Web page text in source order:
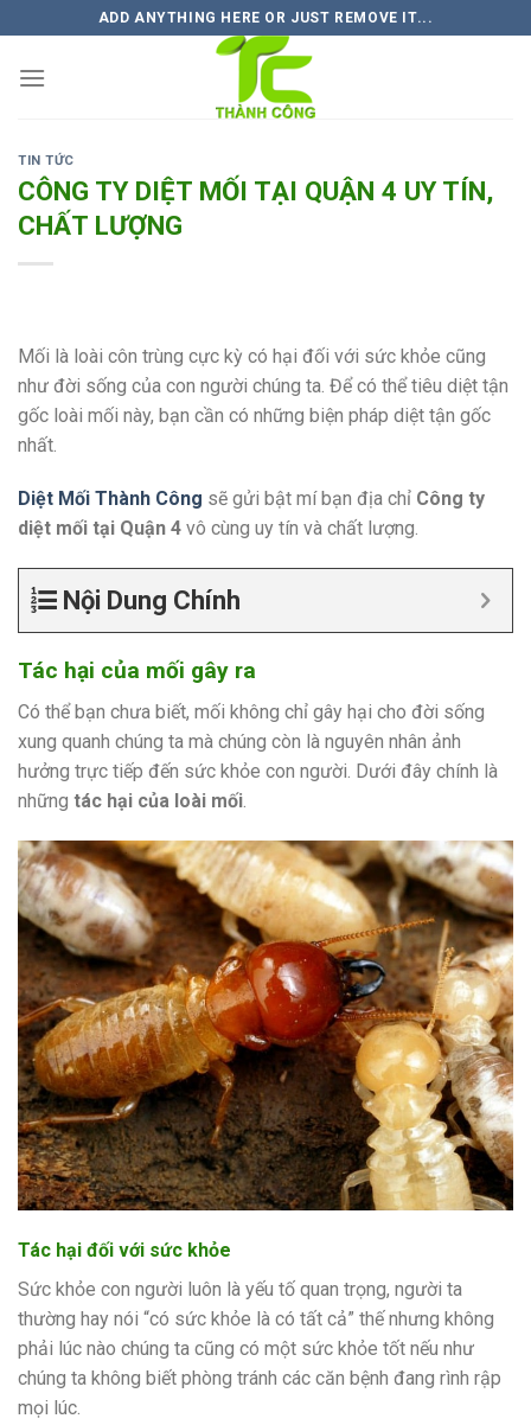
to
content
ADD ANYTHING HERE OR JUST REMOVE IT...
TIN TỨC
CÔNG TY DIỆT MỐI TẠI QUẬN 4 UY TÍN,
CHẤT LƯỢNG
Mối là loài côn trùng cực kỳ có hại đối với sức khỏe cũng
như đời sống của con người chúng ta. Để có thể tiêu diệt tận
gốc loài mối này, bạn cần có những biện pháp diệt tận gốc
nhất.
Diệt Mối Thành Công sẽ gửi bật mí bạn địa chỉ Công ty
diệt mối tại Quận 4 vô cùng uy tín và chất lượng.
Nội Dung Chính
Tác hại của mối gây ra
Có thể bạn chưa biết, mối không chỉ gây hại cho đời sống
xung quanh chúng ta mà chúng còn là nguyên nhân ảnh
hưởng trực tiếp đến sức khỏe con người. Dưới đây chính là
những tác hại của loài mối
Tác hại đối với sức khỏe
Sức khỏe con người luôn là yếu tố quan trọng, người ta
thường hay nói “có sức khỏe là có tất cả” thế nhưng không
phải lúc nào chúng ta cũng có một sức khỏe tốt nếu như
chúng ta không biết phòng tránh các căn bệnh đang rình rập
mọi lúc.